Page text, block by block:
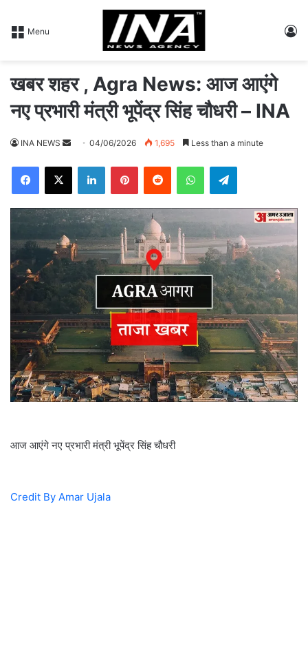
Menu
खबर शहर , Agra News: आज आएंगे
नए प्रभारी मंत्री भूपेंद्र सिंह चौधरी – INA
INA NEWS
d
a
e
m
04/06/2026 1,695 Less than a minute
आज आएंगे नए प्रभारी मंत्री भूपेंद्र सिंह चौधरी
Credit By Amar Ujala